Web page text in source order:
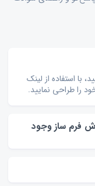
با استفاده از لینک
را طراحی نمایید.
فرم ساز وجود